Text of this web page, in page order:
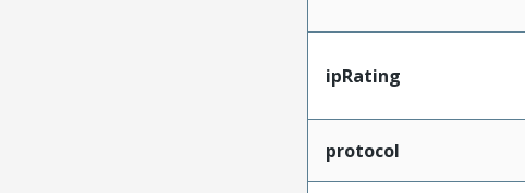
ipRating
protocol